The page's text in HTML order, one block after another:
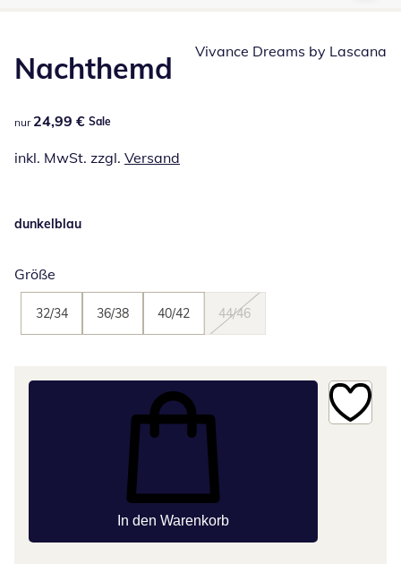
Nachthemd
24,99 €
nur 24,99 € Sale
inkl. MwSt. zzgl. Versand
Vivance Dreams by Lascana
dunkelblau
Größe
32/34 36/38 40/42 44/46
In den Warenkorb